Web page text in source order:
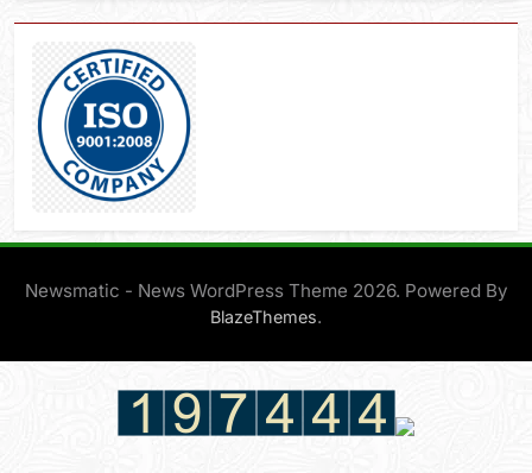
Newsmatic - News WordPress Theme 2026. Powered By
BlazeThemes.